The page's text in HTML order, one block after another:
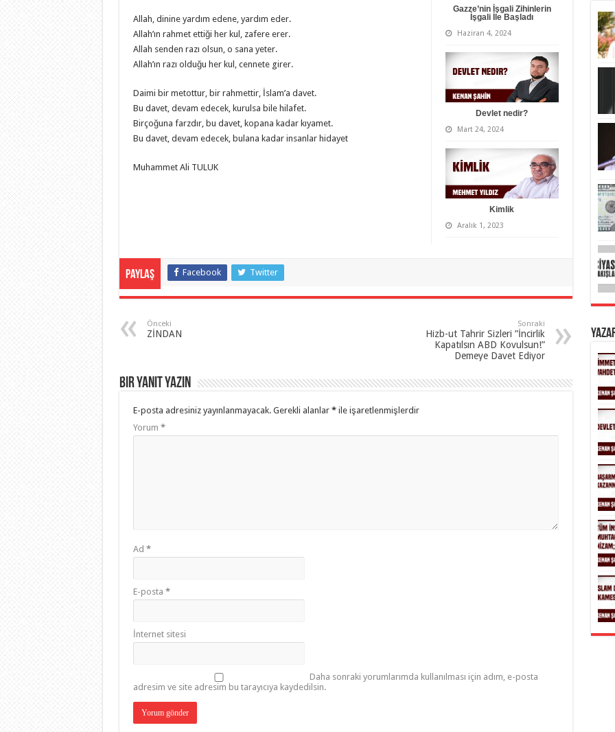
Gazze’nin İşgali Zihinlerin
İşgali İle Başladı
Haziran 4, 2024
Devlet nedir?
Mart 24, 2024
Kimlik
Aralık 1, 2023
Allah, dinine yardım edene, yardım eder.
Allah’ın rahmet ettiği her kul, zafere erer.
Allah senden razı olsun, o sana yeter.
Allah’ın razı olduğu her kul, cennete girer.
Daimi bir metottur, bir rahmettir, İslam’a davet.
Bu davet, devam edecek, kurulsa bile hilafet.
Birçoğuna farzdır, bu davet, kopana kadar kıyamet.
Bu davet, devam edecek, bulana kadar insanlar hidayet
Muhammet Ali TULUK
Paylaş Facebook Twitter
Önceki
ZİNDAN
Sonraki
Hizb-ut Tahrir Sizleri ”İncirlik
Kapatılsın ABD Kovulsun!”
Demeye Davet Ediyor
Bir yanıt yazın
E-posta adresiniz yayınlanmayacak. Gerekli alanlar *ile işaretlenmişlerdir
Yorum *
Ad *
E-posta *
İnternet sitesi
Daha sonraki yorumlarımda kullanılması için adım, e-posta
adresim ve site adresim bu tarayıcıya kaydedilsin.